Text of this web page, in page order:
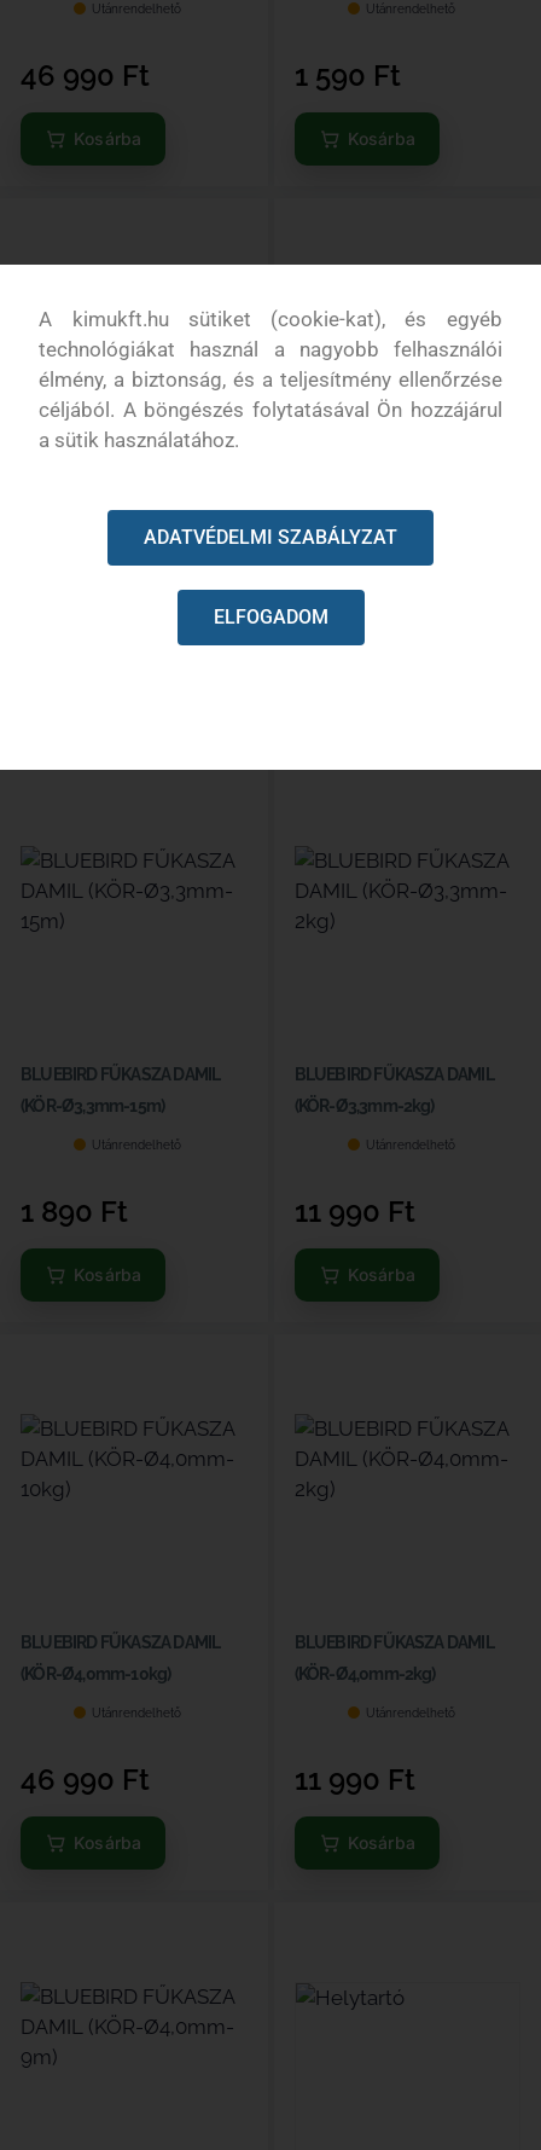
Utánrendelhető
46 990 Ft
Kosárba
Utánrendelhető
1 590 Ft
Kosárba
BLUEBIRD FŰKASZA DAMIL
(KÖR-Ø3,0mm-2kg)
BLUEBIRD FŰKASZA DAMIL
(KÖR-Ø3,3mm-100m)
6 990
BLUEBIRD FŰKASZA DAMIL
(KÖR-Ø3,3mm-15m)
Utánrendelhető
1 890 Ft
Kosárba
BLUEBIRD FŰKASZA DAMIL
(KÖR-Ø3,3mm-2kg)
Utánrendelhető
11 990 Ft
Kosárba
BLUEBIRD FŰKASZA DAMIL
(KÖR-Ø4,0mm-10kg)
Utánrendelhető
46 990 Ft
Kosárba
BLUEBIRD FŰKASZA DAMIL
(KÖR-Ø4,0mm-2kg)
Utánrendelhető
11 990 Ft
Kosárba
A kimukft.hu sütiket (cookie-kat), és egyéb
technológiákat használ a nagyobb felhasználói
élmény, a biztonság, és a teljesítmény ellenőrzése
céljából. A böngészés folytatásával Ön hozzájárul
a sütik használatához.
ADATVÉDELMI SZABÁLYZAT
ELFOGADOM